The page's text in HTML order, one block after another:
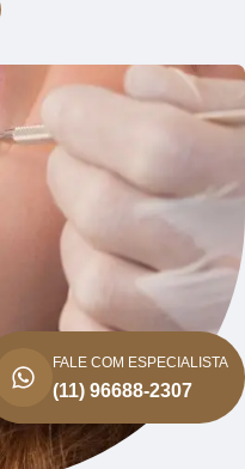
FALE COM ESPECIALISTA
(11) 96688-2307